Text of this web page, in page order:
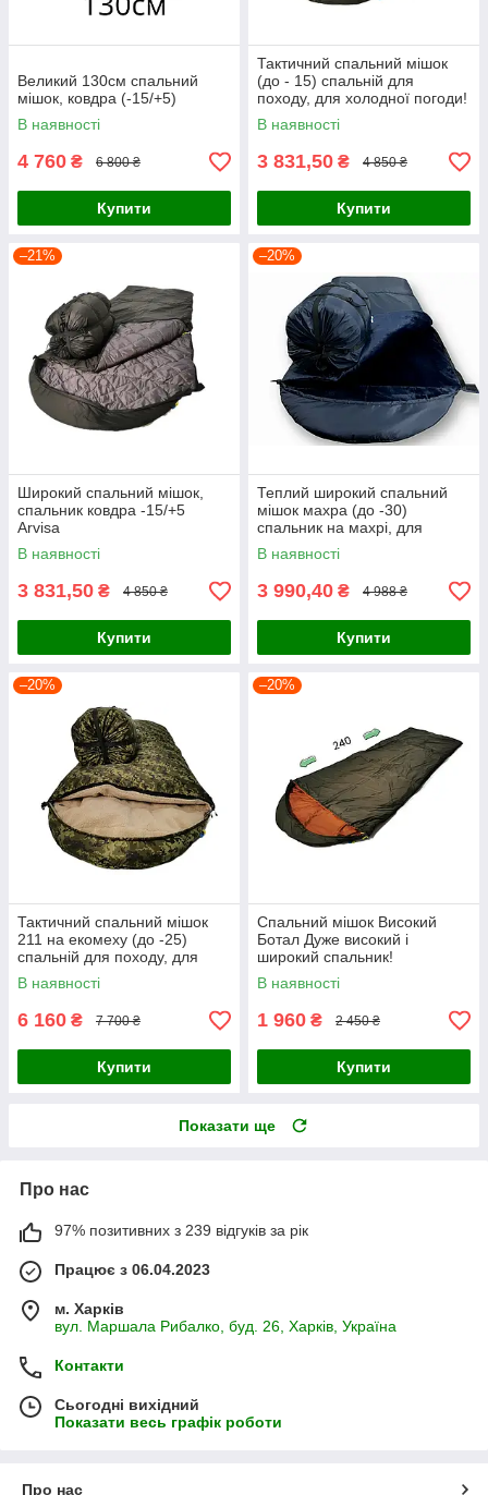
Великий 130см спальний
мішок, ковдра (-15/+5)
В наявності
4 760 ₴ 6 800 ₴
Купити
Тактичний спальний мішок
(до - 15) спальній для
походу, для холодної погоди!
В наявності
3 831,50 ₴ 4 850 ₴
Купити
–21%
Широкий спальний мішок,
спальник ковдра -15/+5
Arvisa
В наявності
3 831,50 ₴ 4 850 ₴
Купити
–20%
Теплий широкий спальний
мішок махра (до -30)
спальник на махрі, для
холодної погоди!
В наявності
3 990,40 ₴ 4 988 ₴
Купити
–20%
Тактичний спальний мішок
211 на екомеху (до -25)
спальній для походу, для
холодної погоди!
В наявності
6 160 ₴ 7 700 ₴
Купити
–20%
Спальний мішок Високий
Ботал Дуже високий і
широкий спальник!
В наявності
1 960 ₴ 2 450 ₴
Купити
Показати ще
Про нас
97% позитивних з 239 відгуків за рік
Працює з 06.04.2023
м. Харків
вул. Маршала Рибалко, буд. 26, Харків, Україна
Контакти
Сьогодні вихідний
Показати весь графік роботи
Про нас